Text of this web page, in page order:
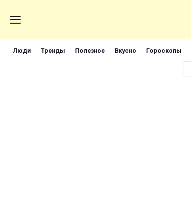
Люди Тренды Полезное Вкусно Гороскопы